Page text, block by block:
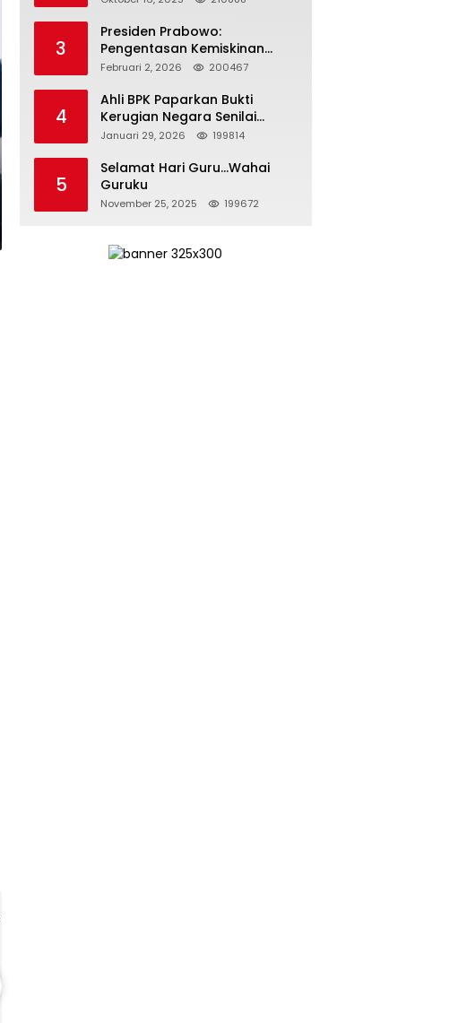
3
Presiden Prabowo:
Pengentasan Kemiskinan
Butuh Persatuan dan
Bertanggung Jawab
Februari 2, 2026 200467
4
Ahli BPK Paparkan Bukti
Kerugian Negara Senilai
Rp285 Triliun dalam
Pertamina
Januari 29, 2026 199814
5
Selamat Hari Guru…Wahai
Guruku
November 25, 2025 199672